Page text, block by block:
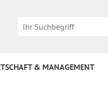
& MANAGEMENT